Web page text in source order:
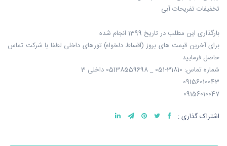
تخفیفات تفریحات آبی
بارگذاری این مطلب در تاریخ 1399 انجام شده
برای آخرین قیمت های بروز (اقساط دلخواه) تورهای داخلی لطفا با شرکت تماس
حاصل فرمایید
شماره تماس: 31810-051 _ 05138559698 داخلی 3
09156010043
09156010047
اشتراک گذاری :